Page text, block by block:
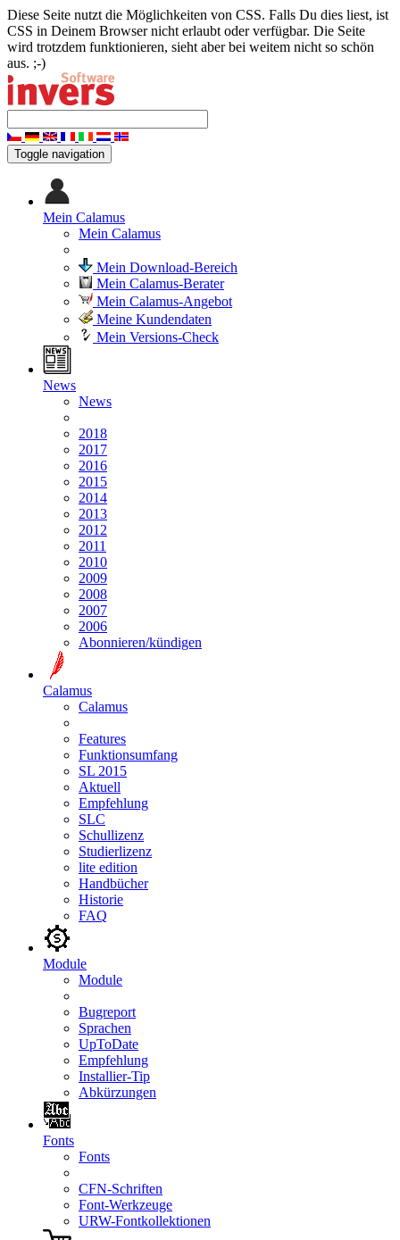
Diese Seite nutzt die Möglichkeiten von CSS. Falls Du dies liest, ist
CSS in Deinem Browser nicht erlaubt oder verfügbar. Die Seite
wird trotzdem funktionieren, sieht aber bei weitem nicht so schön
aus. ;-)
Toggle navigation
Mein Calamus
Mein Calamus
Mein Download-Bereich
Mein Calamus-Berater
Mein Calamus-Angebot
Meine Kundendaten
Mein Versions-Check
News
News
2018
2017
2016
2015
2014
2013
2012
2011
2010
2009
2008
2007
2006
Abonnieren/kündigen
Calamus
Calamus
Features
Funktionsumfang
SL 2015
Aktuell
Empfehlung
SLC
Schullizenz
Studierlizenz
lite edition
Handbücher
Historie
FAQ
Module
Module
Bugreport
Sprachen
UpToDate
Empfehlung
Installier-Tip
Abkürzungen
Fonts
Fonts
CFN-Schriften
Font-Werkzeuge
URW-Fontkollektionen